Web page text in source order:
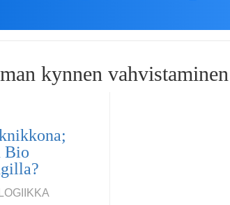
kynnen vahvistaminen
Bio